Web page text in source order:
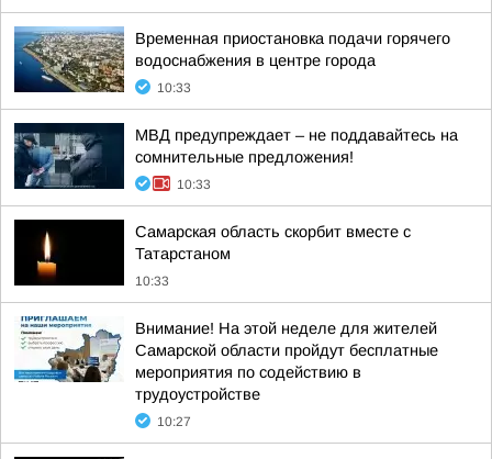
Временная приостановка подачи горячего
водоснабжения в центре города
10:33
МВД предупреждает – не поддавайтесь на
сомнительные предложения!
10:33
Самарская область скорбит вместе с
Татарстаном
10:33
Внимание! На этой неделе для жителей
Самарской области пройдут бесплатные
мероприятия по содействию в
трудоустройстве
10:27